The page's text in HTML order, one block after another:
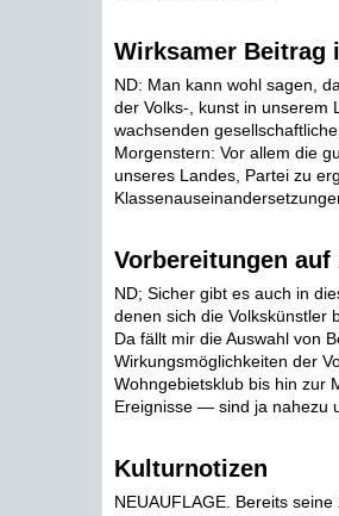
Wirksamer Beitrag
ND: Man kann wohl sagen,
der Volks-, kunst in unserem
wachsenden
Morgenstern: Vor allem die
unseres Landes, Partei zu
Vorbereitungen
ND; Sicher gibt es auch in
denen sich die Volkskünstler
Da fällt mir die Auswahl von
Wirkungsmöglichkeiten der
Wohngebietsklub bis hin zur
Ereignisse — sind ja nahezu
Kulturnotizen
NEUAUFLAGE. Bereits